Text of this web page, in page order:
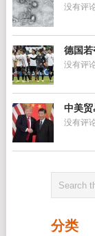
没有评
德国
没有评
中美
没有评
分类